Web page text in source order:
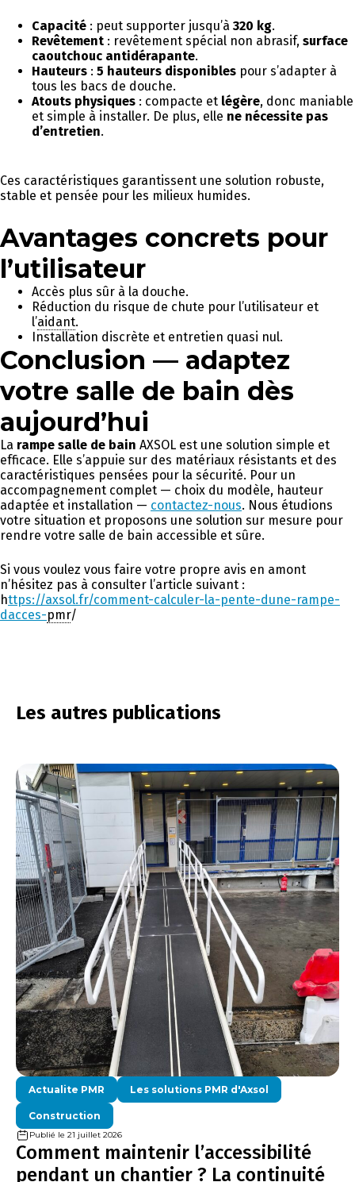
Capacité : peut supporter jusqu’à 320 kg.
Revêtement : revêtement spécial non abrasif, surface
caoutchouc antidérapante.
Hauteurs : 5 hauteurs disponibles pour s’adapter à
tous les bacs de douche.
Atouts physiques : compacte et légère, donc maniable
et simple à installer. De plus, elle ne nécessite pas
d’entretien.
Ces caractéristiques garantissent une solution robuste,
stable et pensée pour les milieux humides.
Avantages concrets pour
l’utilisateur
Accès plus sûr à la douche.
Réduction du risque de chute pour l’utilisateur et
l’aidant.
Installation discrète et entretien quasi nul.
Conclusion — adaptez
votre salle de bain dès
aujourd’hui
La rampe salle de bain AXSOL est une solution simple et
efficace. Elle s’appuie sur des matériaux résistants et des
caractéristiques pensées pour la sécurité. Pour un
accompagnement complet — choix du modèle, hauteur
adaptée et installation — contactez-nous. Nous étudions
votre situation et proposons une solution sur mesure pour
rendre votre salle de bain accessible et sûre.
Si vous voulez vous faire votre propre avis en amont
n’hésitez pas à consulter l’article suivant :
https://axsol.fr/comment-calculer-la-pente-dune-rampe-
dacces-pmr/
Les autres publications
Actualite PMR Les solutions PMR d'Axsol
Construction
Publié le 21 juillet 2026
Comment maintenir l’accessibilité
pendant un chantier ? La continuité